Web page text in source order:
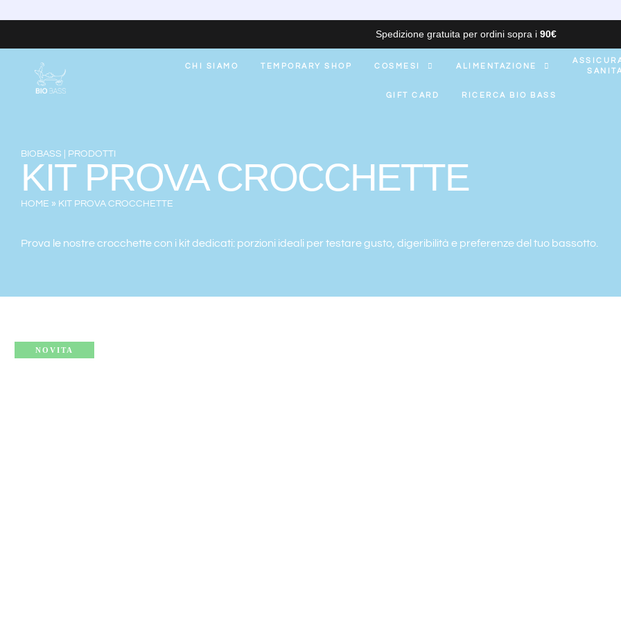
Spedizione gratuita per ordini sopra i 90€
CHI SIAMO TEMPORARY SHOP COSMESI ALIMENTAZIONE
GIFT CARD RICERCA BIO BASS
BIOBASS | PRODOTTI
KIT PROVA CROCCHETTE
HOME » KIT PROVA CROCCHETTE
Prova le nostre crocchette con i kit dedicati: porzioni ideali per testare gusto, digeribilità e preferenze del tuo bassotto.
NOVITA